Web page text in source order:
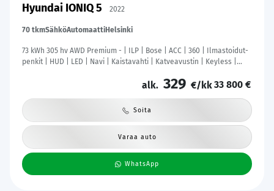
Hyundai IONIQ 5 2022
70 tkmSähköAutomaattiHelsinki
73 kWh 305 hv AWD Premium - | ILP | Bose | ACC | 360 | Ilmastoidut-
penkit | HUD | LED | Navi | Kaistavahti | Katveavustin | Keyless |
alk. 329 €/kk33 800 €
Soita
Varaa auto
WhatsApp